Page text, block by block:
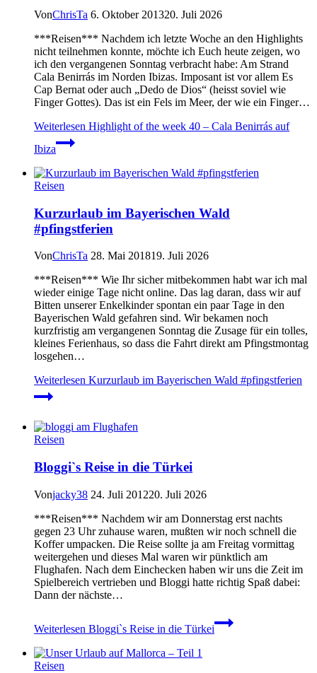
VonChrisTa 6. Oktober 201320. Juli 2026
***Reisen*** Nachdem ich letzte Woche an den Highlights
nicht teilnehmen konnte, möchte ich Euch heute zeigen, wo
ich den vergangenen Sonntag verbracht habe: Am Strand
Cala Benirrás im Norden Ibizas. Imposant ist vor allem Es
Cap Bernat oder auch „Dedo de Dios“ (heisst soviel wie
Finger Gottes). Das ist ein Fels im Meer, der wie ein Finger…
Weiterlesen Highlight of the week 40 – Cala Benirrás auf
Ibiza
Reisen
Kurzurlaub im Bayerischen Wald
#pfingstferien
VonChrisTa 28. Mai 201819. Juli 2026
***Reisen*** Wie Ihr sicher mitbekommen habt war ich mal
wieder einige Tage nicht online. Das lag daran, dass wir auf
Bitten unserer Enkelkinder spontan ein paar Tage in den
Bayerischen Wald gefahren sind. Wir bekamen noch
kurzfristig am vergangenen Sonntag die Zusage für ein tolles,
kleines Ferienhaus, so dass die Fahrt direkt am Pfingstmontag
losgehen…
Weiterlesen Kurzurlaub im Bayerischen Wald #pfingstferien
Reisen
Bloggi`s Reise in die Türkei
Vonjacky38 24. Juli 201220. Juli 2026
***Reisen*** Nachdem wir am Donnerstag erst nachts
gegen 23 Uhr zuhause waren, mußten wir noch schnell die
Koffer umpacken. Die Reise sollte ja am Freitag vormittag
weitergehen und dieses Mal waren wir pünktlich am
Flughafen. Nach dem Einchecken haben wir uns die Zeit im
Spielbereich vertrieben und Bloggi hatte richtig Spaß dabei:
Dann der nächste…
Weiterlesen Bloggi`s Reise in die Türkei
Reisen